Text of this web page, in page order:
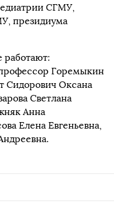
СГМУ,
президиума
работают:
Горемыкин
Сидорович Оксана
Светлана
Анна
Елена Евгеньевна,